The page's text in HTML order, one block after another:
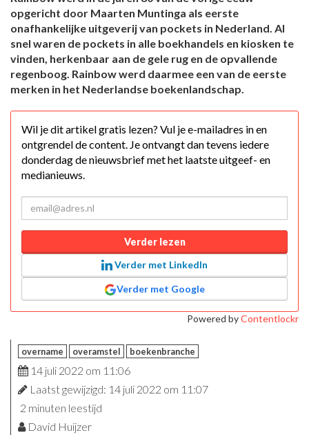
opgericht door Maarten Muntinga als eerste
onafhankelijke uitgeverij van pockets in Nederland. Al
snel waren de pockets in alle boekhandels en kiosken te
vinden, herkenbaar aan de gele rug en de opvallende
regenboog. Rainbow werd daarmee een van de eerste
merken in het Nederlandse boekenlandschap.
Wil je dit artikel gratis lezen? Vul je e-mailadres in en
ontgrendel de content. Je ontvangt dan tevens iedere
donderdag de nieuwsbrief met het laatste uitgeef- en
medianieuws.
Verder lezen
Verder met LinkedIn
Verder met Google
Powered byContentlockr
overname overamstel boekenbranche
14 juli 2022 om 11:06
Laatst gewijzigd: 14 juli 2022 om 11:07
2 minuten leestijd
David Huijzer